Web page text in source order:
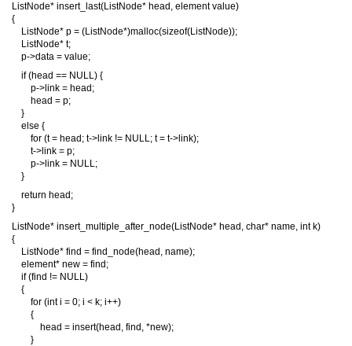
ListNode* insert_last(ListNode* head, element value)
{
ListNode* p = (ListNode*)malloc(sizeof(ListNode));
ListNode* t;
p->data = value;
if (head == NULL) {
p->link = head;
head = p;
}
else {
for (t = head; t->link != NULL; t = t->link);
t->link = p;
p->link = NULL;
}
return head;
}
ListNode* insert_multiple_after_node(ListNode* head, char* name, int k)
{
ListNode* find = find_node(head, name);
element* new = find;
if (find != NULL)
{
for (int i = 0; i < k; i++)
{
head = insert(head, find, *new);
}